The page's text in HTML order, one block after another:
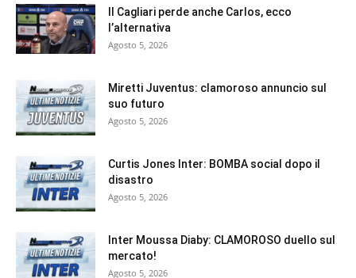
Il Cagliari perde anche Carlos, ecco
l’alternativa
Agosto 5, 2026
Miretti Juventus: clamoroso annuncio sul
suo futuro
Agosto 5, 2026
Curtis Jones Inter: BOMBA social dopo il
disastro
Agosto 5, 2026
Inter Moussa Diaby: CLAMOROSO duello sul
mercato!
Agosto 5, 2026